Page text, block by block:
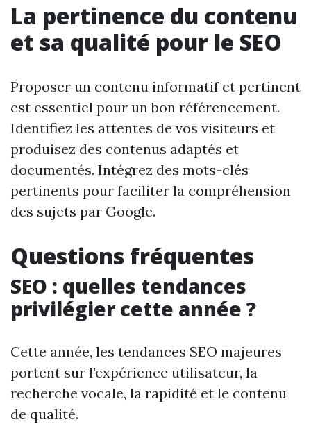
La pertinence du contenu
et sa qualité pour le SEO
Proposer un contenu informatif et pertinent
est essentiel pour un bon référencement.
Identifiez les attentes de vos visiteurs et
produisez des contenus adaptés et
documentés. Intégrez des mots-clés
pertinents pour faciliter la compréhension
des sujets par Google.
Questions fréquentes
SEO : quelles tendances
privilégier cette année ?
Cette année, les tendances SEO majeures
portent sur l’expérience utilisateur, la
recherche vocale, la rapidité et le contenu
de qualité.